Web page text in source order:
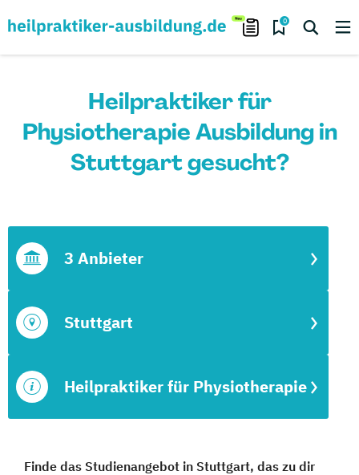
0
Heilpraktiker für
Physiotherapie Ausbildung in
Stuttgart gesucht?
Heilpraktiker für Physiotherapie
Stuttgart
3 Anbieter
Finde das Studienangebot in Stuttgart, das zu dir